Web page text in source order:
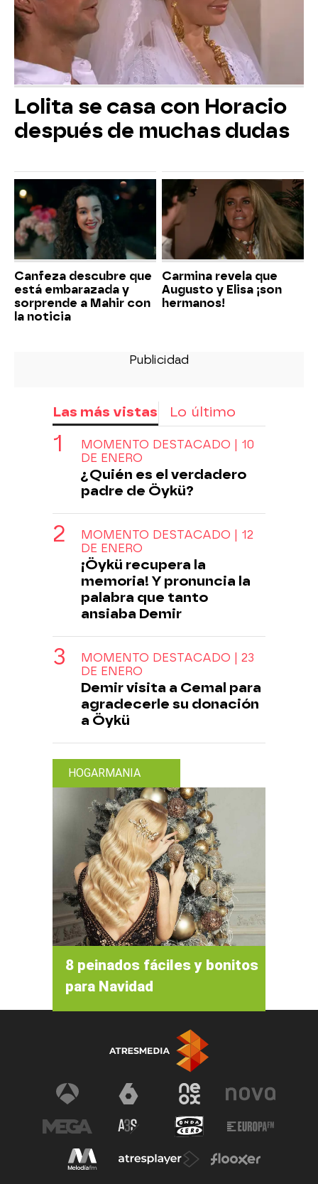
Lolita se casa con Horacio
después de muchas dudas
Canfeza descubre que
está embarazada y
sorprende a Mahir con
la noticia
Carmina revela que
Augusto y Elisa ¡son
hermanos!
Las más vistas Lo último
MOMENTO DESTACADO | 10
DE ENERO
¿Quién es el verdadero
padre de Öykü?
MOMENTO DESTACADO | 12
DE ENERO
¡Öykü recupera la
memoria! Y pronuncia la
palabra que tanto
ansiaba Demir
MOMENTO DESTACADO | 23
DE ENERO
Demir visita a Cemal para
agradecerle su donación
a Öykü
HOGARMANIA
8 peinados fáciles y bonitos
para Navidad